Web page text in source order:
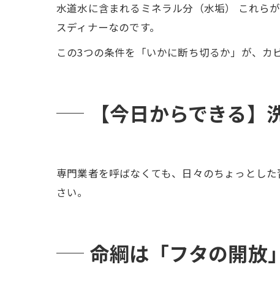
水道水に含まれるミネラル分（水垢） これら
スディナーなのです。
この3つの条件を「いかに断ち切るか」が、カ
【今日からできる
専門業者を呼ばなくても、日々のちょっとし
さい。
命綱は「フタの開放